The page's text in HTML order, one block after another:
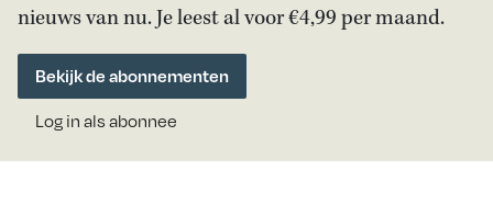
nieuws van nu. Je leest al voor €4,99 per maand.
Bekijk de abonnementen
Log in als abonnee